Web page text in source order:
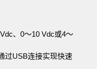
、0～10 Vdc或4～
过USB连接实现快速